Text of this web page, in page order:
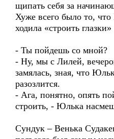
щипать себя за
Хуже всего было то,
ходила «строить
- Ты пойдешь со мной?
- Ну, мы с Лилей,
замялась, зная, что
разозлится.
- Ага, понятно, опять
строить, - Юлька
Сундук – Венька